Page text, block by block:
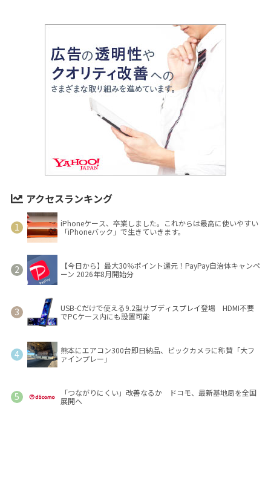
アクセスランキング
iPhoneケース、卒業しました。これからは最高に使いやすい
「iPhoneバック」で生きていきます。
【今日から】最大30％ポイント還元！PayPay自治体キャンペ
ーン 2026年8月開始分
USB-Cだけで使える9.2型サブディスプレイ登場 HDMI不要
でPCケース内にも設置可能
熊本にエアコン300台即日納品、ビックカメラに称賛「大フ
ァインプレー」
「つながりにくい」改善なるか ドコモ、最新基地局を全国
展開へ